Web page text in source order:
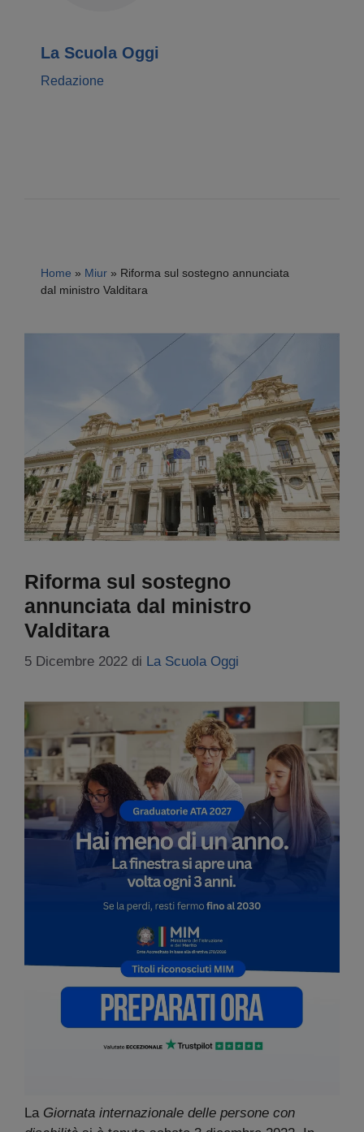
La Scuola Oggi
Redazione
Home » Miur » Riforma sul sostegno annunciata
dal ministro Valditara
Riforma sul sostegno
annunciata dal ministro
Valditara
5 Dicembre 2022 di La Scuola Oggi
La Giornata internazionale delle persone con